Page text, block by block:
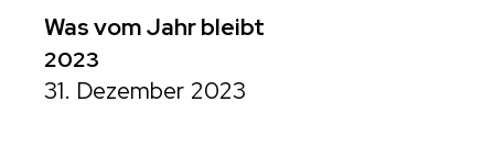
Was vom Jahr bleibt
2023
31. Dezember 2023